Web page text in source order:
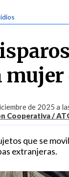
mujer
de 2025 a
Cooperativa /
que se
extranjeras.